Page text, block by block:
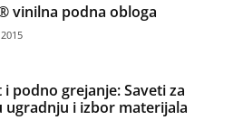
vinilna podna obloga
i podno grejanje: Saveti za
ugradnju i izbor materijala